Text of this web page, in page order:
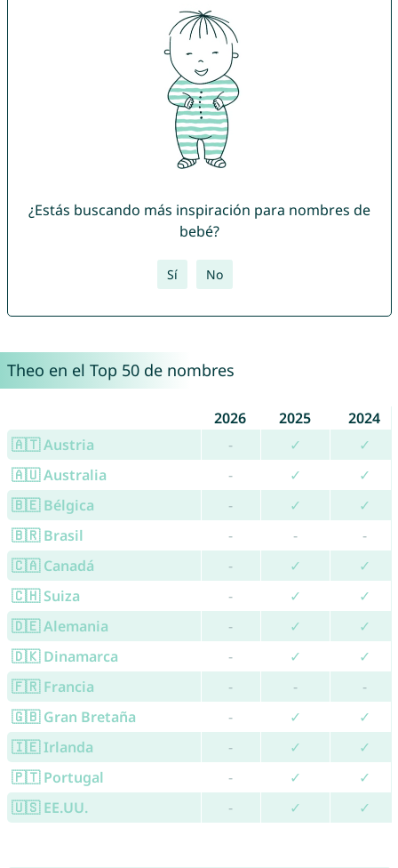
¿Estás buscando más inspiración para nombres de
bebé?
Sí No
Theo en el Top 50 de nombres
2026 2025
2024
🇦🇹 Austria
- ✓
✓
🇦🇺 Australia
- ✓
✓
🇧🇪 Bélgica
- ✓
✓
🇧🇷 Brasil
- -
-
🇨🇦 Canadá
- ✓
✓
🇨🇭 Suiza
- ✓
✓
🇩🇪 Alemania
- ✓
✓
🇩🇰 Dinamarca
- ✓
✓
🇫🇷 Francia
- -
-
🇬🇧 Gran Bretaña
- ✓
✓
🇮🇪 Irlanda
- ✓
✓
🇵🇹 Portugal
- ✓
✓
🇺🇸 EE.UU.
- ✓ ✓